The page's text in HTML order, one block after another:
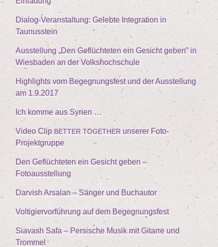
Dia­log-Ver­an­stal­tung: Geleb­te Inte­gra­ti­on in
Taunusstein
Aus­stel­lung „Den Geflüch­te­ten ein Gesicht geben” in
Wies­ba­den an der Volkshochschule
High­lights vom Begeg­nungs­fest und der Aus­stel­lung
am 1.9.2017
Ich kom­me aus Syrien …
Video Clip BETTER TOGETHER unse­rer Foto-
Projektgruppe
Den Geflüch­te­ten ein Gesicht geben –
Fotoausstellung
Dar­vish Arsalan – Sän­ger und Buchautor
Vol­ti­gier­vor­füh­rung auf dem Begegnungsfest
Sia­vash Safa – Per­si­sche Musik mit Gitar­re und
Trommel